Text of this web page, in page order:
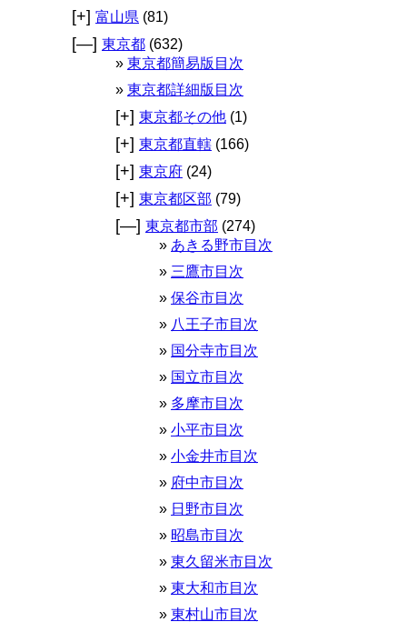
[+] 富山県 (81)
[—] 東京都 (632)
東京都簡易版目次
東京都詳細版目次
[+] 東京都その他 (1)
[+] 東京都直轄 (166)
[+] 東京府 (24)
[+] 東京都区部 (79)
[—] 東京都市部 (274)
あきる野市目次
三鷹市目次
保谷市目次
八王子市目次
国分寺市目次
国立市目次
多摩市目次
小平市目次
小金井市目次
府中市目次
日野市目次
昭島市目次
東久留米市目次
東大和市目次
東村山市目次